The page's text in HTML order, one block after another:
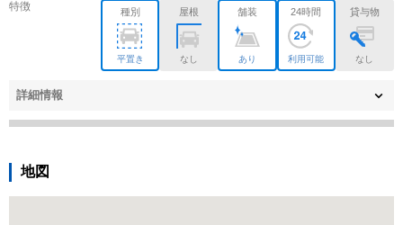
特徴 種別
平置き
屋根
なし
舗装
あり
24時間
利用可能
貸与物
なし
詳細情報
地図